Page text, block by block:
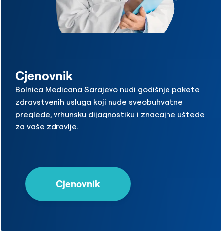
Cjenovnik
Bolnica Medicana Sarajevo nudi godišnje pakete
zdravstvenih usluga koji nude sveobuhvatne
preglede, vrhunsku dijagnostiku i znacajne uštede
za vaše zdravlje.
Cjenovnik